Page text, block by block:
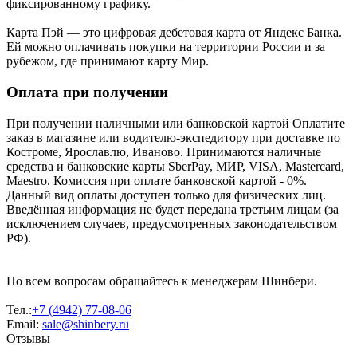
фиксированному графику.
Карта Пэй — это цифровая дебетовая карта от Яндекс Банка.
Ей можно оплачивать покупки на территории России и за
рубежом, где принимают карту Мир.
Оплата при получении
При получении наличными или банковской картой Оплатите
заказ в магазине или водителю-экспедитору при доставке по
Костроме, Ярославлю, Иваново. Принимаются наличные
средства и банковские карты SberPay, МИР, VISA, Mastercard,
Maestro. Комиссия при оплате банковской картой - 0%.
Данный вид оплаты доступен только для физических лиц.
Введённая информация не будет передана третьим лицам (за
исключением случаев, предусмотренных законодательством
РФ).
По всем вопросам обращайтесь к менеджерам Шинбери.
Тел.:+7 (4942) 77-08-06
Email: sale@shinbery.ru
Отзывы